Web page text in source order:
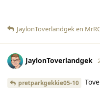
JaylonToverlandgeken
JaylonToverlandgek
pretparkgekkie05-10